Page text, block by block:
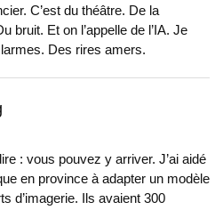
C’est du théâtre. De la
bruit. Et on l’appelle de l’IA. Je
Des rires amers.
: vous pouvez y arriver. J’ai aidé
en province à adapter un modèle
d’imagerie. Ils avaient 300